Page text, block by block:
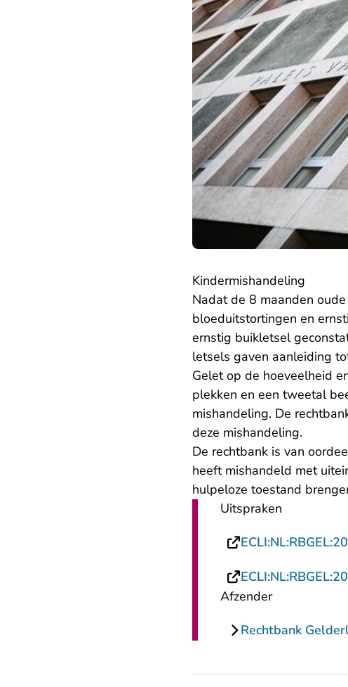
Kindermishandeling
Nadat de 8 maanden
bloeduitstortingen en
ernstig buikletsel
letsels gaven aanleiding
Gelet op de hoeveelheid
plekken en een tweetal
mishandeling. De
deze mishandeling.
De rechtbank is van
heeft mishandeld met
hulpeloze toestand
Uitspraken
Afzender
Rechtbank